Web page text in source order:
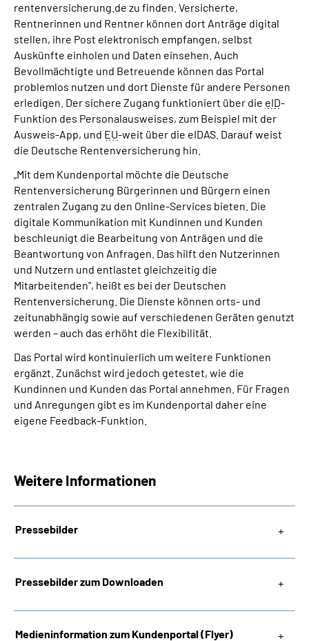
Mein Kundenportal
rentenversicherung.de zu finden. Versicherte,
Rentnerinnen und Rentner können dort Anträge digital
stellen, ihre Post elektronisch empfangen, selbst
Auskünfte einholen und Daten einsehen. Auch
Bevollmächtigte und Betreuende können das Portal
problemlos nutzen und dort Dienste für andere Personen
erledigen. Der sichere Zugang funktioniert über die eID-
Funktion des Personalausweises, zum Beispiel mit der
Ausweis-App, und EU-weit über die eIDAS. Darauf weist
die Deutsche Rentenversicherung hin.
„Mit dem Kundenportal möchte die Deutsche
Rentenversicherung Bürgerinnen und Bürgern einen
zentralen Zugang zu den Online-Services bieten. Die
digitale Kommunikation mit Kundinnen und Kunden
beschleunigt die Bearbeitung von Anträgen und die
Beantwortung von Anfragen. Das hilft den Nutzerinnen
und Nutzern und entlastet gleichzeitig die
Mitarbeitenden", heißt es bei der Deutschen
Rentenversicherung. Die Dienste können orts- und
zeitunabhängig sowie auf verschiedenen Geräten genutzt
werden – auch das erhöht die Flexibilität.
Das Portal wird kontinuierlich um weitere Funktionen
ergänzt. Zunächst wird jedoch getestet, wie die
Kundinnen und Kunden das Portal annehmen. Für Fragen
und Anregungen gibt es im Kundenportal daher eine
eigene Feedback-Funktion.
Weitere Informationen
Pressebilder
Pressebilder zum Downloaden
Medieninformation zum Kundenportal (Flyer)